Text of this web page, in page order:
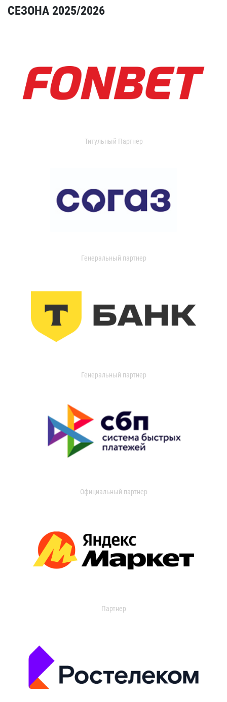
СЕЗОНА 2025/2026
Титульный Партнер
Генеральный партнер
Генеральный партнер
Официальный партнер
Партнер